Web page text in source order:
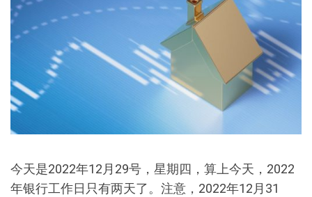
今天是2022年12月29号，星期四，算上今天，2022
年银行工作日只有两天了。注意，2022年12月31